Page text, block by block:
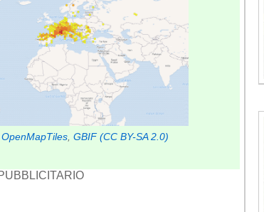
OpenMapTiles, GBIF (CC BY-SA 2.0)